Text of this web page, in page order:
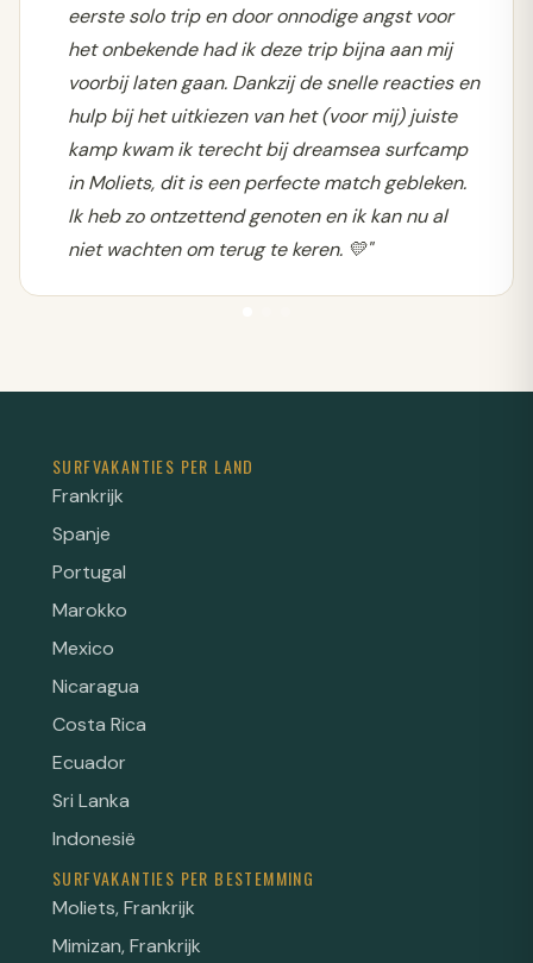
eerste solo trip en door onnodige angst voor
het onbekende had ik deze trip bijna aan mij
voorbij laten gaan. Dankzij de snelle reacties en
hulp bij het uitkiezen van het (voor mij) juiste
kamp kwam ik terecht bij dreamsea surfcamp
in Moliets, dit is een perfecte match gebleken.
Ik heb zo ontzettend genoten en ik kan nu al
niet wachten om terug te keren. 💛"
SURFVAKANTIES PER LAND
Frankrijk
Spanje
Portugal
Marokko
Mexico
Nicaragua
Costa Rica
Ecuador
Sri Lanka
Indonesië
SURFVAKANTIES PER BESTEMMING
Moliets, Frankrijk
Mimizan, Frankrijk